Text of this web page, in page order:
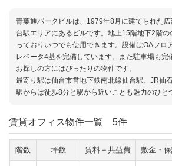
青葉通パークビルは、1979年8月に建てられた
台駅エリアにあるビルです。地上15階地下2階
っておりいつでも使用できます。設備はOAフロ
レベータ4基を完備しています。また駐車場も完
お探しの方にはぴったりの物件です。
最寄り駅は仙台市営地下鉄南北線仙台駅、JR仙
駅からは徒歩8分と駅から近いことも魅力のひと
賃貸オフィス物件一覧 5件
階数 坪数 賃料＋共益費 敷金・